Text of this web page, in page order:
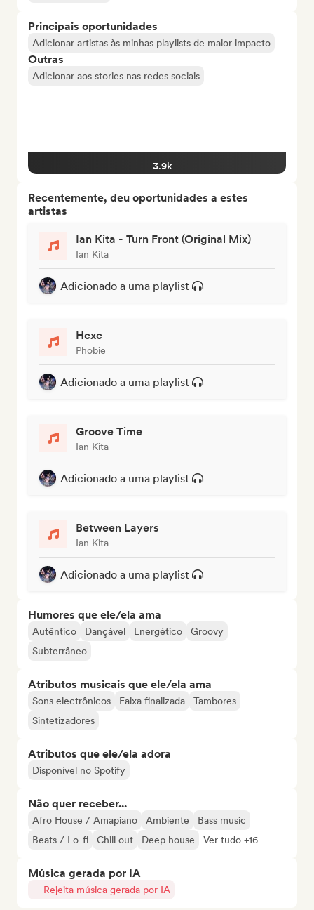
Principais oportunidades
Adicionar artistas às minhas playlists de maior impacto
Outras
Adicionar aos stories nas redes sociais
3.9k
Recentemente, deu oportunidades a estes
artistas
Ian Kita - Turn Front (Original Mix)
Ian Kita
Adicionado a uma playlist
Hexe
Phobie
Adicionado a uma playlist
Groove Time
Ian Kita
Adicionado a uma playlist
Between Layers
Ian Kita
Adicionado a uma playlist
Humores que ele/ela ama
Autêntico Dançável Energético
Groovy
Subterrâneo
Atributos musicais que ele/ela ama
Sons electrônicos Faixa finalizada
Tambores
Sintetizadores
Atributos que ele/ela adora
Disponível no Spotify
Não quer receber...
Afro House / Amapiano Ambiente
Bass music
Beats / Lo-fi
Chill out Deep house Ver tudo +16
Música gerada por IA
Rejeita música gerada por IA